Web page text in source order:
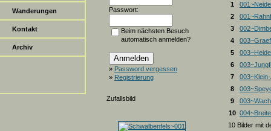
Wanderungen
Kontakt
Archiv
Passwort:
Beim nächsten Besuch
automatisch anmelden?
» Password vergessen
» Registrierung
Zufallsbild
1
2
3
4
5
6
7
8
9
10
10 Bilder mit